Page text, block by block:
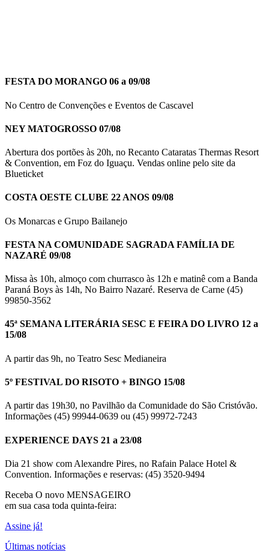
FESTA DO MORANGO 06 a 09/08
No Centro de Convenções e Eventos de Cascavel
NEY MATOGROSSO 07/08
Abertura dos portões às 20h, no Recanto Cataratas Thermas Resort
& Convention, em Foz do Iguaçu. Vendas online pelo site da
Blueticket
COSTA OESTE CLUBE 22 ANOS 09/08
Os Monarcas e Grupo Bailanejo
FESTA NA COMUNIDADE SAGRADA FAMÍLIA DE
NAZARÉ 09/08
Missa às 10h, almoço com churrasco às 12h e matinê com a Banda
Paraná Boys às 14h, No Bairro Nazaré. Reserva de Carne (45)
99850-3562
45ª SEMANA LITERÁRIA SESC E FEIRA DO LIVRO 12 a
15/08
A partir das 9h, no Teatro Sesc Medianeira
5º FESTIVAL DO RISOTO + BINGO 15/08
A partir das 19h30, no Pavilhão da Comunidade do São Cristóvão.
Informações (45) 99944-0639 ou (45) 99972-7243
EXPERIENCE DAYS 21 a 23/08
Dia 21 show com Alexandre Pires, no Rafain Palace Hotel &
Convention. Informações e reservas: (45) 3520-9494
Receba O novo MENSAGEIRO
em sua casa toda quinta-feira:
Assine já!
Últimas notícias